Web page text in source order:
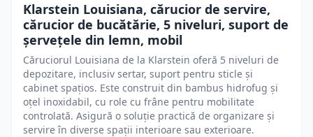
Klarstein Louisiana, cărucior de servire,
cărucior de bucătărie, 5 niveluri, suport de
șervețele din lemn, mobil
Căruciorul Louisiana de la Klarstein oferă 5 niveluri de
depozitare, inclusiv sertar, suport pentru sticle și
cabinet spațios. Este construit din bambus hidrofug și
oțel inoxidabil, cu role cu frâne pentru mobilitate
controlată. Asigură o soluție practică de organizare și
servire în diverse spații interioare sau exterioare.